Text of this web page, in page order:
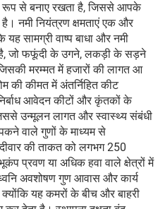
रूप से बनाए रखता है, जिससे आपके
नमी नियंत्रण क्षमताएं एक और
यह सामग्री वाष्प बाधा और नमी
है, जो फफूंदी के उगने, लकड़ी के सड़ने
मरम्मत में हजारों की लागत आ
की कीमत में अंतर्निहित कीट
आवेदन कीटों और कृंतकों के
उन्मूलन लागत और स्वास्थ्य संबंधी
वाले गुणों के माध्यम से
की ताकत को लगभग 250
प्रवण या अधिक हवा वाले क्षेत्रों में
अवशोषण गुण आवास और कार्य
यह कमरों के बीच और बाहरी